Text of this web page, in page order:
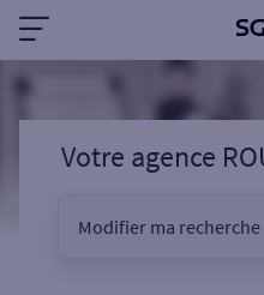
Votre agence
Modifier ma recherche